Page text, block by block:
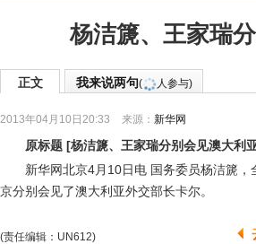
杨洁篪、王家瑞
正文 我来说两句( 人参与)
2013年04月10日20:33 来源： 新华网
原标题 [杨洁篪、王家瑞分别会见澳大利
新华网北京4月10日电 国务委员杨洁篪，
京分别会见了澳大利亚外交部长卡尔。
(责任编辑：UN612)